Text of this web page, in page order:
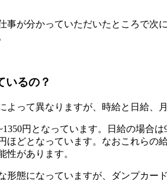
事が分かっていただいたところで次
いるの？
よって異なりますが、時給と日給、
円となっています。日給の場合
ほどとなっています。なおこれらの
性があります。
形態になっていますが、ダンプカー